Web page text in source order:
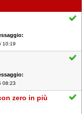
10:19
08:23
zero in più